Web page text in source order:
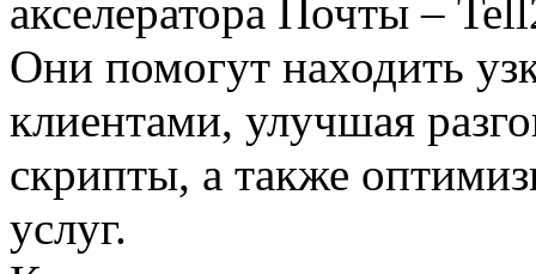
акселератора Почты –
Они помогут находить
клиентами, улучшая
скрипты, а также
услуг.